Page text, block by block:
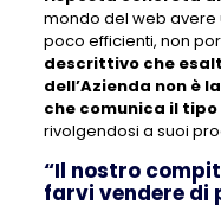
mondo del web avere
poco efficienti, non
descrittivo che
dell’Azienda non è
che comunica il
rivolgendosi a suoi
“Il nostro
farvi vendere di